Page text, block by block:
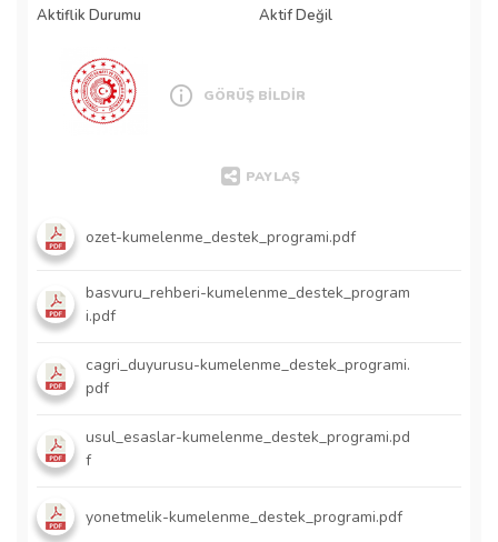
Aktiflik Durumu
Aktif Değil
GÖRÜŞ BİLDİR
PAYLAŞ
ozet-kumelenme_destek_programi.pdf
basvuru_rehberi-kumelenme_destek_program
i.pdf
cagri_duyurusu-kumelenme_destek_programi.
pdf
usul_esaslar-kumelenme_destek_programi.pd
f
yonetmelik-kumelenme_destek_programi.pdf